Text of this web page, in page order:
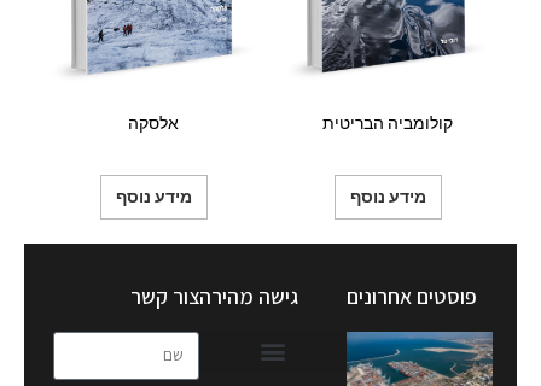
אלסקה
מידע נוסף
קולומביה הבריטית
מידע נוסף
פוסטים אחרונים גישה מהירהצור קשר